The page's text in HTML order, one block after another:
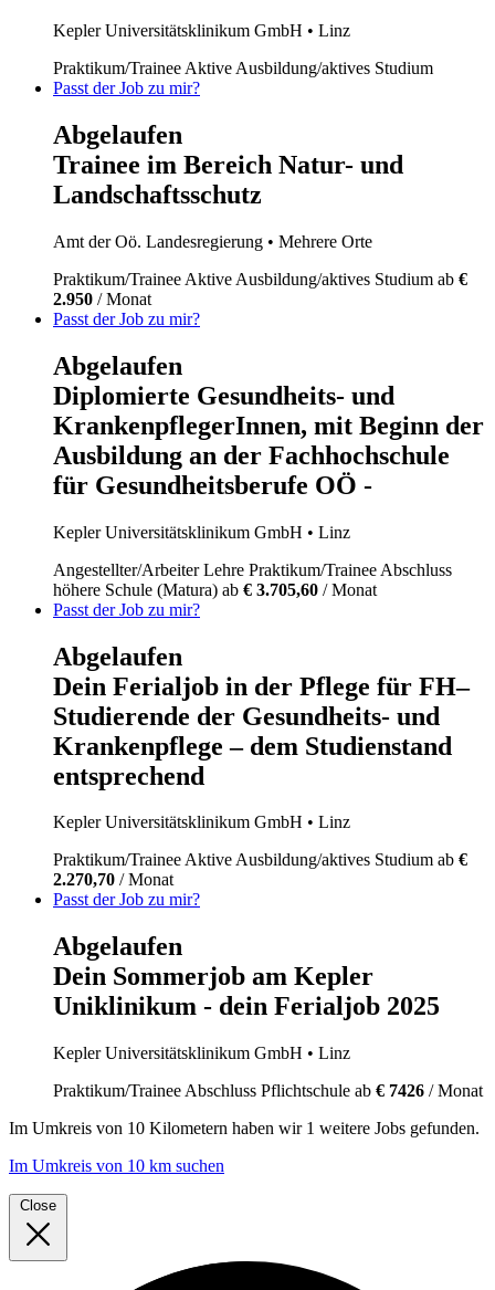
Kepler Universitätsklinikum GmbH • Linz
Praktikum/Trainee Aktive Ausbildung/aktives Studium
Passt der Job zu mir?
Abgelaufen
Trainee im Bereich Natur- und
Landschaftsschutz
Amt der Oö. Landesregierung • Mehrere Orte
Praktikum/Trainee Aktive Ausbildung/aktives Studium ab €
2.950 / Monat
Passt der Job zu mir?
Abgelaufen
Diplomierte Gesundheits- und
KrankenpflegerInnen, mit Beginn der
Ausbildung an der Fachhochschule
für Gesundheitsberufe OÖ -
Kepler Universitätsklinikum GmbH • Linz
Angestellter/ArbeiterLehre Praktikum/Trainee Abschluss
höhere Schule (Matura) ab € 3.705,60 / Monat
Passt der Job zu mir?
Abgelaufen
Dein Ferialjob in der Pflege für FH–
Studierende der Gesundheits- und
Krankenpflege – dem Studienstand
entsprechend
Kepler Universitätsklinikum GmbH • Linz
Praktikum/TraineeAktive Ausbildung/aktives Studium ab €
2.270,70 / Monat
Passt der Job zu mir?
Abgelaufen
Dein Sommerjob am Kepler
Uniklinikum - dein Ferialjob 2025
Kepler Universitätsklinikum GmbH • Linz
Praktikum/Trainee Abschluss Pflichtschule ab € 7426 / Monat
Im Umkreis von 10 Kilometern haben wir 1 weitere Jobs gefunden.
Im Umkreis von 10 km suchen
Close